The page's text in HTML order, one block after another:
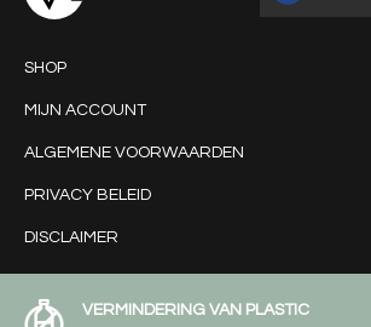
SHOP
MIJN ACCOUNT
ALGEMENE VOORWAARDEN
PRIVACY BELEID
DISCLAIMER
VERMINDERING VAN PLASTIC